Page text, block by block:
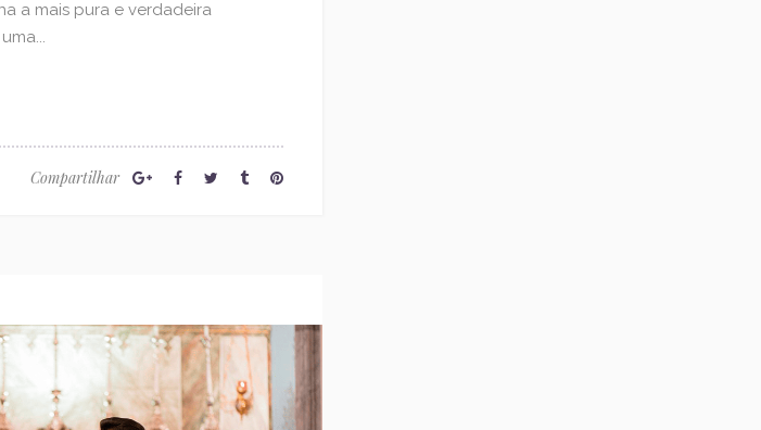
a mais pura e verdadeira
Compartilhar